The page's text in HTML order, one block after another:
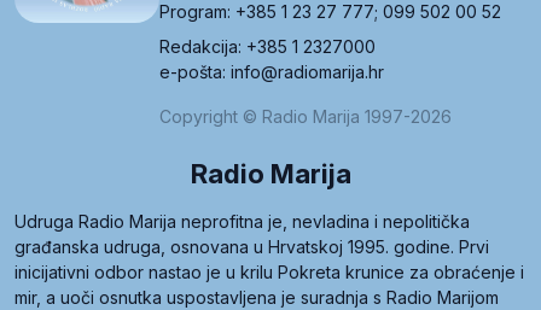
Program: +385 1 23 27 777; 099 502 00 52
Redakcija: +385 1 2327000
e-pošta: info@radiomarija.hr
Copyright © Radio Marija 1997-2026
Radio Marija
Udruga Radio Marija neprofitna je, nevladina i nepolitička
građanska udruga, osnovana u Hrvatskoj 1995. godine. Prvi
inicijativni odbor nastao je u krilu Pokreta krunice za obraćenje i
mir, a uoči osnutka uspostavljena je suradnja s Radio Marijom